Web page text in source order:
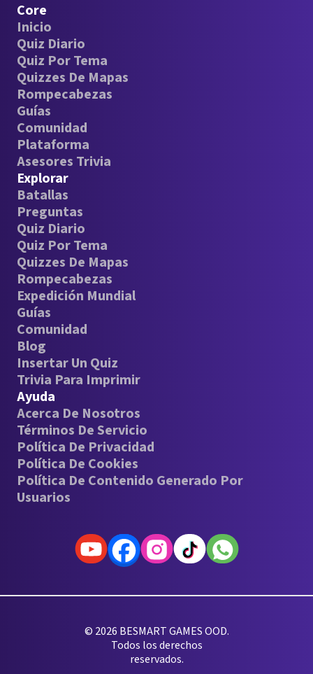
Core
Inicio
Quiz Diario
Quiz Por Tema
Quizzes De Mapas
Rompecabezas
Guías
Comunidad
Plataforma
Asesores Trivia
Explorar
Batallas
Preguntas
Quiz Diario
Quiz Por Tema
Quizzes De Mapas
Rompecabezas
Expedición Mundial
Guías
Comunidad
Blog
Insertar Un Quiz
Trivia Para Imprimir
Ayuda
Acerca De Nosotros
Términos De Servicio
Política De Privacidad
Política De Cookies
Política De Contenido Generado Por
Usuarios
© 2026 BESMART GAMES OOD.
Todos los derechos
reservados.